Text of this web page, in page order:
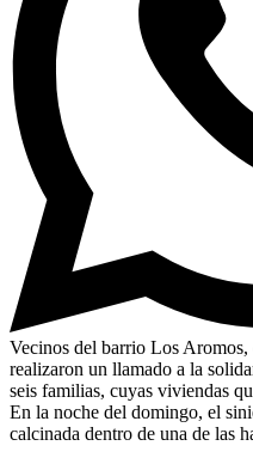
Vecinos del barrio Los
realizaron un llamado a la
seis familias, cuyas viviendas
En la noche del domingo, el
calcinada dentro de una de las